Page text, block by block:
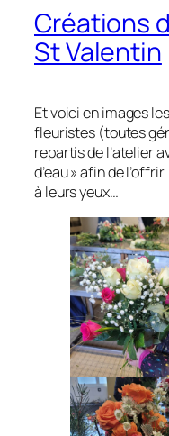
Créations
St Valentin
Et voici en images
fleuristes (toutes
repartis de l’atelier
d’eau » afin de
à leurs yeux…